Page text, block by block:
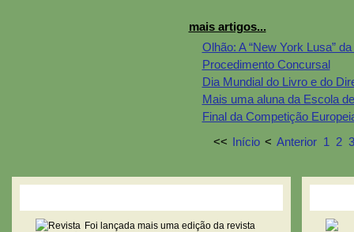
mais artigos...
Olhão: A “New York Lusa”
Procedimento Concursal
Dia Mundial do Livro e do
Mais uma aluna da Escola
Final da Competição
<< Início < Anterior 1 2 3
Foi lançada mais uma edição da revista